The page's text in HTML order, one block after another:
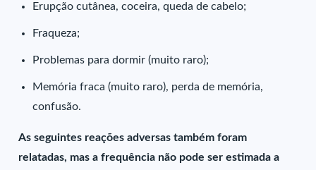
Erupção cutânea, coceira, queda de cabelo;
Fraqueza;
Problemas para dormir (muito raro);
Memória fraca (muito raro), perda de memória,
confusão.
As seguintes reações adversas também foram
relatadas, mas a frequência não pode ser estimada a